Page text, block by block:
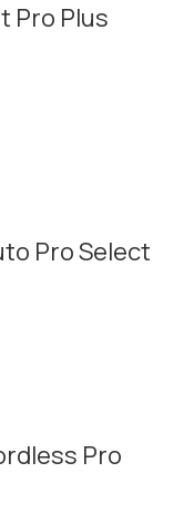
Pro Plus
Pro Select
Pro